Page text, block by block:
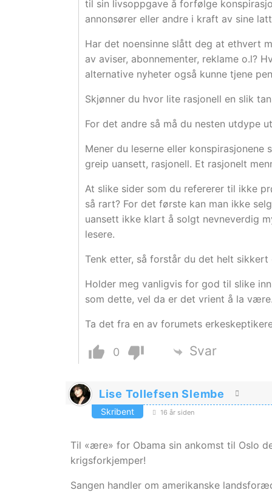
til sin livsoppgave å forfølge
annonsører eller andre i kraft av sine
Har det noensinne slått deg at ethvert
av aviser, abonnementer, reklame o.l?
alternative nyheter også kunne tjene
Skjønner du hvor lite rasjonell en slik
For det andre så må du nesten utdype
Mener du leserne eller konspirasjonene
greip uansett, rasjonell. Et rasjonelt
At slike sider som du refererer til ikke
så rart? For det første kan man ikke
uansett ikke klart å solgt nevneverdig
lesere.
Tenk etter, så forstår du det helt
Holder meg vanligvis for god til slike
som dette, vel da er det vrient å la
Ta det fra en av forumets
0 Svar
Lise Tollefsen Slembe
Skribent 16 år siden
Til «ære» for Obama sin ankomst til Oslo
krigsforkjemper!
Sangen handler om amerikanske